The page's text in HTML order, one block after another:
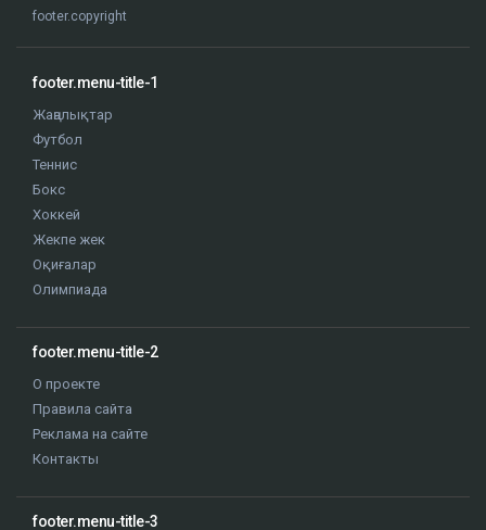
footer.copyright
footer.menu-title-1
Жаңалықтар
Футбол
Теннис
Бокс
Хоккей
Жекпе жек
Оқиғалар
Олимпиада
footer.menu-title-2
О проекте
Правила сайта
Реклама на сайте
Контакты
footer.menu-title-3